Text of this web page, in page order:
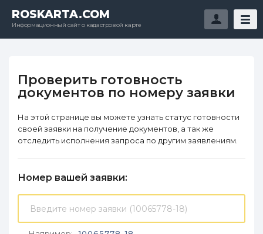
ROSKARTA.COM
Информационный сайт о кадастровой карте
Проверить готовность
документов по номеру заявки
На этой странице вы можете узнать статус готовности
своей заявки на получение документов, а так же
отследить исполнения запроса по другим заявлениям.
Номер вашей заявки: